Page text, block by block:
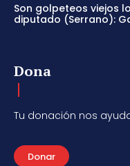
Son golpeteos viejos
diputado (Serrano):
Dona
Tu donación nos
Donar